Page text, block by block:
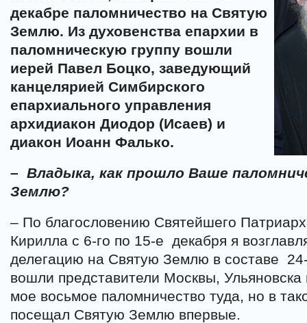
декабре паломничество на Святую
Землю. Из духовенства епархии в
паломническую группу вошли
иерей Павел Боцко, заведующий
канцелярией Симбирского
епархиального управления
архидиакон Диодор (Исаев) и
диакон Иоанн Фалько.
– Владыка, как прошло Ваше
Землю?
– По благословению Святейшего
Кирилла с 6-го по 15-е декабря я
делегацию на Святую Землю в составе
вошли представители Москвы,
мое восьмое паломничество туда, но в
посещал Святую Землю впервые.